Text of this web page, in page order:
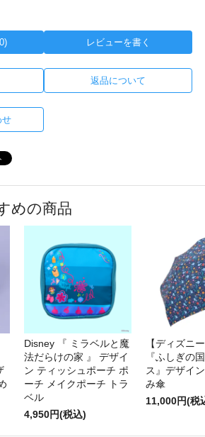
レビューを書く
返品について
せ
めの商品
Disney 『 ミラベルと魔
法だらけの家 』 デザイ
ン ティッシュポーチ ポ
ーチ メイクポーチ トラ
ベル
4,950円(税込)
【ディズニ
『ふしぎの
ス』デザイ
み傘
11,000円(税